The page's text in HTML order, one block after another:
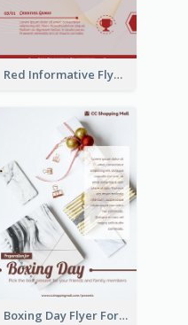
Red Informative Flyers With Simple Graphics
Boxing Day Flyer For Present Selling